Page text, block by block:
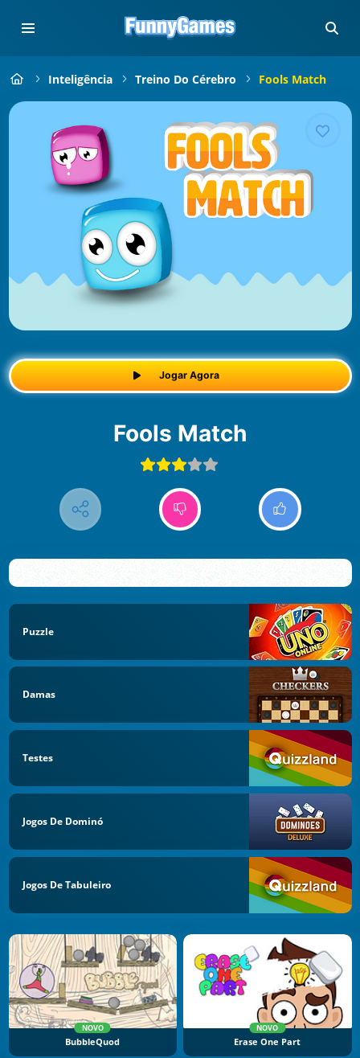
Inteligência Treino Do Cérebro Fools Match
Jogar Agora
Fools Match
Puzzle
Damas
Testes
Jogos De Dominó
Jogos De Tabuleiro
NOVO
BubbleQuod
NOVO
Erase One Part